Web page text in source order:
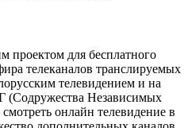
проектом для бесплатного
телеканалов транслируемых
телевидением и на
(Содружества Независимых
онлайн телевидение в